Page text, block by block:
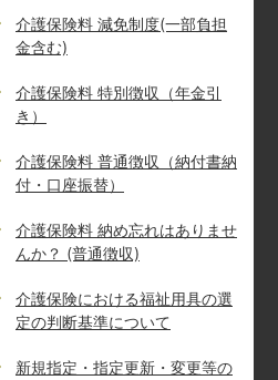
介護保険料 減免制度(一部負担
金含む)
介護保険料 特別徴収（年金引
き）
介護保険料 普通徴収（納付書納
付・口座振替）
介護保険料 納め忘れはありませ
んか？ (普通徴収)
介護保険における福祉用具の選
定の判断基準について
新規指定・指定更新・変更等の